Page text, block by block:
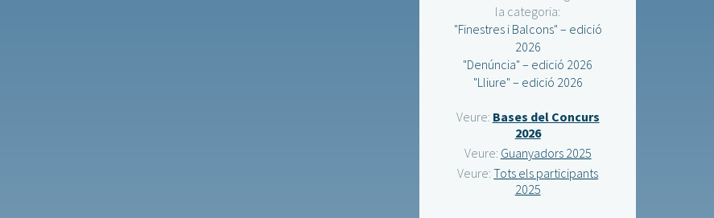
la categoria:
"Finestres i Balcons" – edició
2026
"Denúncia" – edició 2026
"Lliure" – edició 2026
Veure: Bases del Concurs
2026
Veure: Guanyadors 2025
Veure:Tots els participants
2025